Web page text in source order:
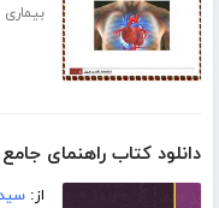
دانلود کتاب راهنمای
از: